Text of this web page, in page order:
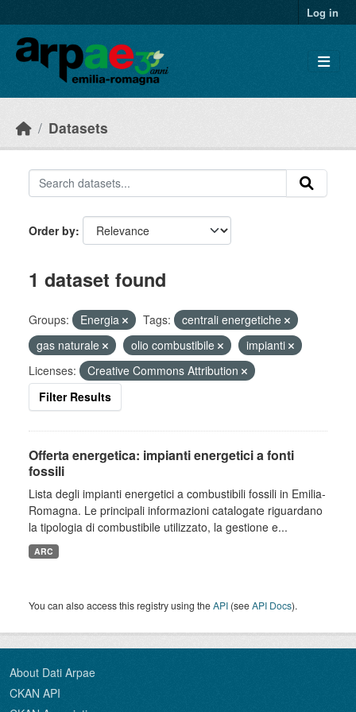
Log in
Datasets
Order by
1 dataset found
Groups: Energia Tags:
centrali energetiche
gas naturale
olio combustibile
impianti
Licenses:
Creative Commons Attribution
Filter Results
Offerta energetica: impianti energetici a fonti
fossili
Lista degli impianti energetici a combustibili fossili in Emilia-
Romagna. Le principali informazioni catalogate riguardano
la tipologia di combustibile utilizzato, la gestione e...
ARC
You can also access this registry using theAPI (seeAPI Docs).
About Dati Arpae
CKAN API